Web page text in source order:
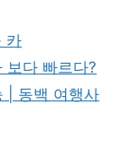
카
보다 빠르다?
| 동백 여행사